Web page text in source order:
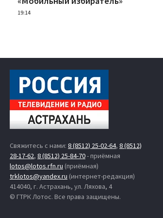
19:14
Свяжитесь с нами: 8 (8512) 25-02-64, 8 (8512)
28-17-62, 8 (8512) 25-84-70- приёмная
lotos@lotos.rfn.ru (приёмная)
trklotos@yandex.ru (интернет-редакция)
414040, г. Астрахань, ул. Ляхова, 4
© ГТРК Лотос. Все права защищены.